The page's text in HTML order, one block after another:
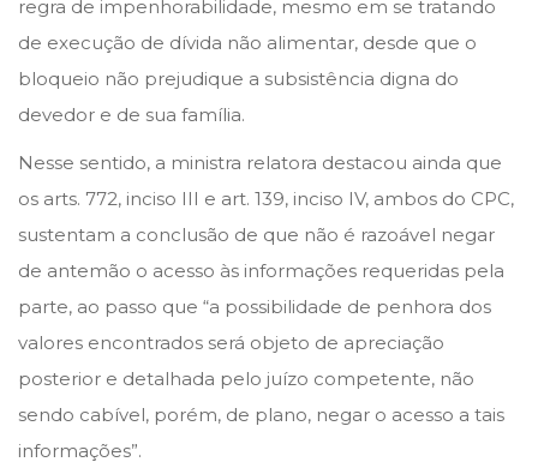
regra de impenhorabilidade, mesmo em se tratando
de execução de dívida não alimentar, desde que o
bloqueio não prejudique a subsistência digna do
devedor e de sua família.
Nesse sentido, a ministra relatora destacou ainda que
os arts. 772, inciso III e art. 139, inciso IV, ambos do CPC,
sustentam a conclusão de que não é razoável negar
de antemão o acesso às informações requeridas pela
parte, ao passo que “a possibilidade de penhora dos
valores encontrados será objeto de apreciação
posterior e detalhada pelo juízo competente, não
sendo cabível, porém, de plano, negar o acesso a tais
informações”.